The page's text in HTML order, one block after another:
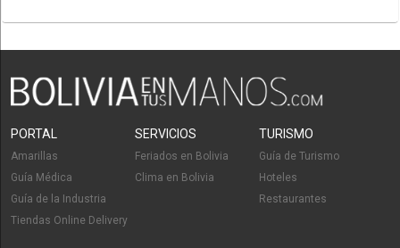
PORTAL
Amarillas
Guía Médica
Guía de la Industria
Tiendas Online Delivery
SERVICIOS
Feriados en Bolivia
Clima en Bolivia
TURISMO
Guía de Turismo
Hoteles
Restaurantes